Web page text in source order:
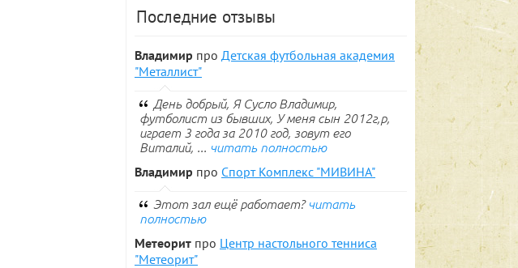
Последние отзывы
Владимир про Детская футбольная академия
"Металлист"
День добрый, Я Сусло Владимир,
футболист из бывших, У меня сын 2012г,р,
играет 3 года за 2010 год, зовут его
Виталий, ... читать полностью
Владимир про Спорт Комплекс "МИВИНА"
Этот зал ещё работает? читать
полностью
Метеорит про Центр настольного тенниса
"Метеорит"